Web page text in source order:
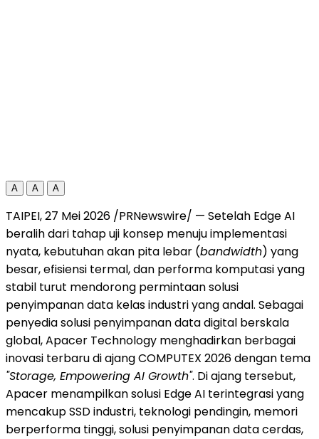
A A A
TAIPEI, 27 Mei 2026 /PRNewswire/ — Setelah Edge AI
beralih dari tahap uji konsep menuju implementasi
nyata, kebutuhan akan pita lebar (bandwidth) yang
besar, efisiensi termal, dan performa komputasi yang
stabil turut mendorong permintaan solusi
penyimpanan data kelas industri yang andal. Sebagai
penyedia solusi penyimpanan data digital berskala
global, Apacer Technology menghadirkan berbagai
inovasi terbaru di ajang COMPUTEX 2026 dengan tema
"Storage, Empowering AI Growth". Di ajang tersebut,
Apacer menampilkan solusi Edge AI terintegrasi yang
mencakup SSD industri, teknologi pendingin, memori
berperforma tinggi, solusi penyimpanan data cerdas,